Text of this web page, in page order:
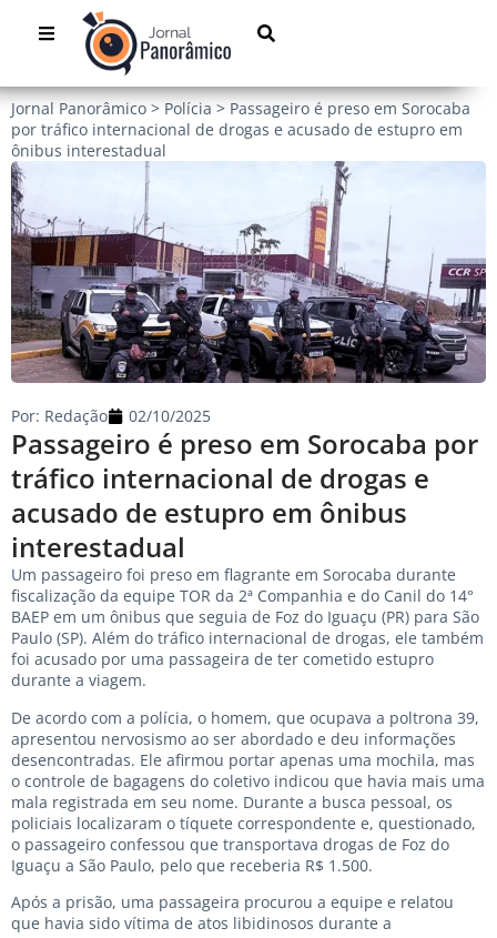
Jornal Panorâmico > Polícia > Passageiro é preso em Sorocaba
por tráfico internacional de drogas e acusado de estupro em
ônibus interestadual
Passageiro é preso em Sorocaba por
tráfico internacional de drogas e
acusado de estupro em ônibus
interestadual
Por: Redação 02/10/2025
Um passageiro foi preso em flagrante em Sorocaba durante
fiscalização da equipe TOR da 2ª Companhia e do Canil do 14°
BAEP em um ônibus que seguia de Foz do Iguaçu (PR) para São
Paulo (SP). Além do tráfico internacional de drogas, ele também
foi acusado por uma passageira de ter cometido estupro
durante a viagem.
De acordo com a polícia, o homem, que ocupava a poltrona 39,
apresentou nervosismo ao ser abordado e deu informações
desencontradas. Ele afirmou portar apenas uma mochila, mas
o controle de bagagens do coletivo indicou que havia mais uma
mala registrada em seu nome. Durante a busca pessoal, os
policiais localizaram o tíquete correspondente e, questionado,
o passageiro confessou que transportava drogas de Foz do
Iguaçu a São Paulo, pelo que receberia R$ 1.500.
Após a prisão, uma passageira procurou a equipe e relatou
que havia sido vítima de atos libidinosos durante a